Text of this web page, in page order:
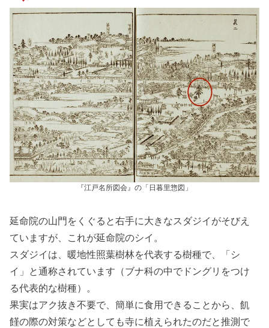
『江戸名所図会』の「日暮里惣図」
延命院の山門をくぐると右手に大きなスダジイがそびえ
ていますが、これが延命院のシイ。
スダジイは、暖地性照葉樹林を代表する樹種で、「シ
イ」と通称されています（ブナ科の中でドングリをつけ
る代表的な樹種）。
果実はアク抜き不要で、簡単に食用できることから、飢
饉の際の対策などとしても寺に植えられたのだと推測で